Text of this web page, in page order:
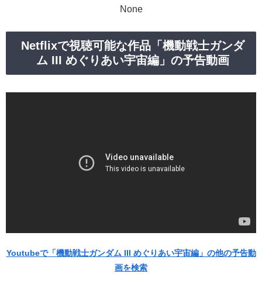
None
Netflixで視聴可能な作品「機動戦士ガンダ
ム III めぐりあい宇宙編」の予告動画
Youtubeで「機動戦士ガンダム III めぐりあい宇宙編」の他の予告動
画を検索